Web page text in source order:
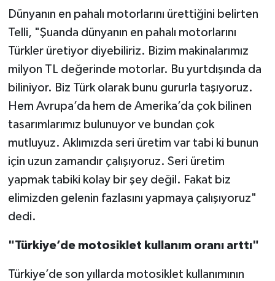
Dünyanın en pahalı motorlarını ürettiğini belirten
Telli, "Şuanda dünyanın en pahalı motorlarını
Türkler üretiyor diyebiliriz. Bizim makinalarımız
milyon TL değerinde motorlar. Bu yurtdışında da
biliniyor. Biz Türk olarak bunu gururla taşıyoruz.
Hem Avrupa’da hem de Amerika’da çok bilinen
tasarımlarımız bulunuyor ve bundan çok
mutluyuz. Aklımızda seri üretim var tabi ki bunun
için uzun zamandır çalışıyoruz. Seri üretim
yapmak tabiki kolay bir şey değil. Fakat biz
elimizden gelenin fazlasını yapmaya çalışıyoruz"
dedi.
"Türkiye’de motosiklet kullanım oranı arttı"
Türkiye’de son yıllarda motosiklet kullanımının